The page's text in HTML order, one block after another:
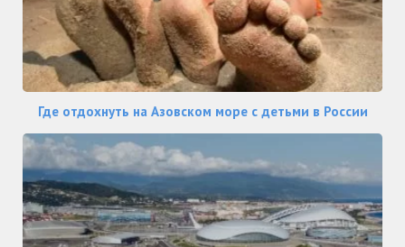
Где отдохнуть на Азовском море с детьми в России